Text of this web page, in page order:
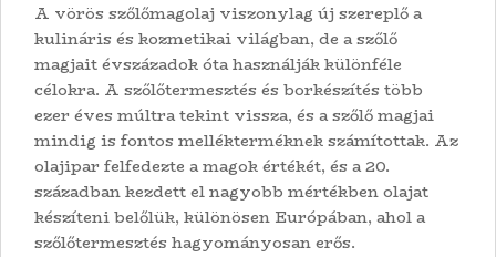
A vörös szőlőmagolaj viszonylag új szereplő a
kulináris és kozmetikai világban, de a szőlő
magjait évszázadok óta használják különféle
célokra. A szőlőtermesztés és borkészítés több
ezer éves múltra tekint vissza, és a szőlő magjai
mindig is fontos mellékterméknek számítottak. Az
olajipar felfedezte a magok értékét, és a 20.
században kezdett el nagyobb mértékben olajat
készíteni belőlük, különösen Európában, ahol a
szőlőtermesztés hagyományosan erős.